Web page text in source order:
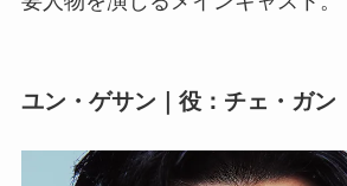
ユン・ゲサン｜役：チェ・ガン